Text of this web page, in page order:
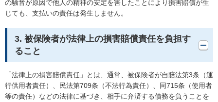
の騒音が原因で他人の精神の安定を害したことにより損害賠償が生
じても、支払いの責任は発生しません。
3. 被保険者が法律上の損害賠償責任を負担す
ること
「法律上の損害賠償責任」とは、通常、被保険者が自賠法第3条（運
行供用者責任）、民法第709条（不法行為責任）、同715条（使用者
等の責任）などの法律に基づき、相手に弁済する債務を負うことを